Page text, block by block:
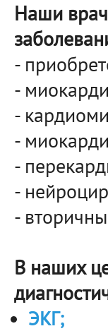
Наши
-
-
-
-
-
-
-
В наших
ЭКГ;